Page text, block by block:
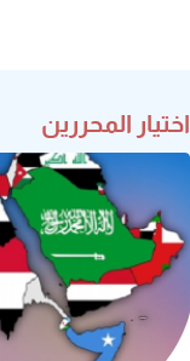
اختيار المحررين